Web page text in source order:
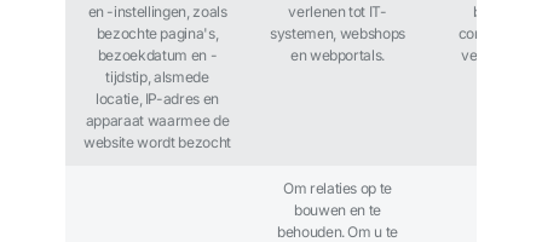
en -instellingen, zoals
bezochte pagina's,
bezoekdatum en -
tijdstip, alsmede
locatie, IP-adres en
apparaat waarmee de
website wordt bezocht
verlenen tot IT-
systemen, webshops
en webportals.
belang /
contractuele
verplichting
Om relaties op te
bouwen en te
behouden. Om u te